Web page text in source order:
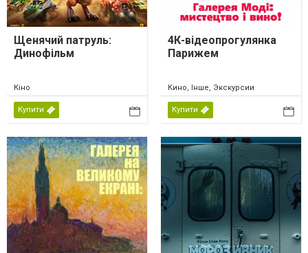
Щенячий патруль:
Динофільм
Кіно
Купити
4К-відеопрогулянка
Парижем
Кино, Інше, Экскурсии
Купити